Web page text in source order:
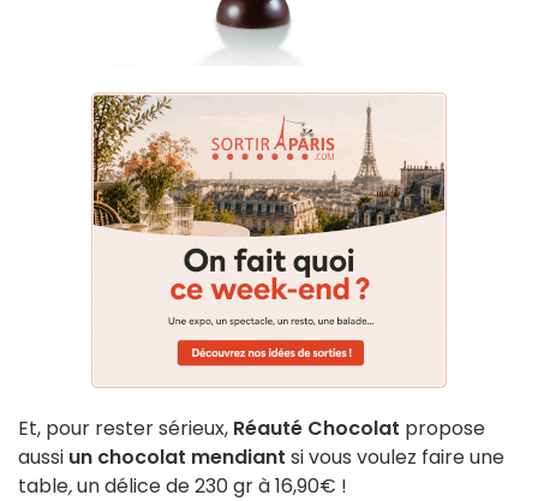
Et, pour rester sérieux, Réauté Chocolat propose
aussi un chocolat mendiant si vous voulez faire une
table,un délice de 230 gr à 16,90€ !